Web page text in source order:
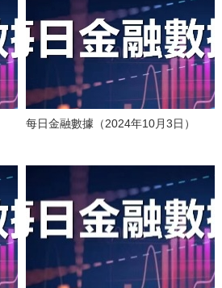
每日金融數據（2024年10月3日）